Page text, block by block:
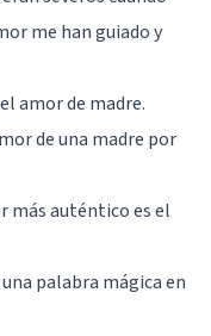
me han guiado y
amor de madre.
de una madre por
más auténtico es el
palabra mágica en